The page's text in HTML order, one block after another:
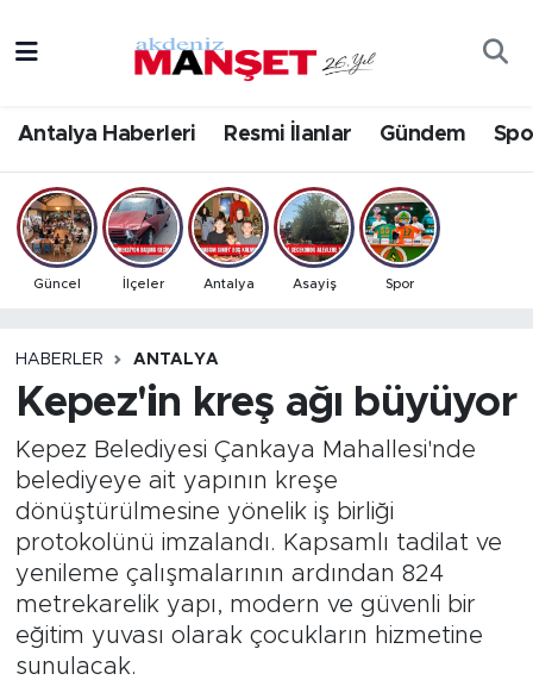
Antalya Haberleri Resmi İlanlar Gündem
Güncel İlçeler Antalya Asayiş Spor
HABERLER ANTALYA
Kepez'in kreş ağı büyüyor
Kepez Belediyesi Çankaya Mahallesi'nde
belediyeye ait yapının kreşe
dönüştürülmesine yönelik iş birliği
protokolünü imzalandı. Kapsamlı tadilat ve
yenileme çalışmalarının ardından 824
metrekarelik yapı, modern ve güvenli bir
eğitim yuvası olarak çocukların hizmetine
sunulacak.
Bilim & Teknoloji
Eğitim
Ekonomi
Gündem
İlçeler
Kültür- Sanat
Magazin
Özel Haber
Antalya Hava Durumu
Antalya Namaz Vakitleri
Antalya Trafik Yoğunluk Haritası
Tüm Manşetler
Son Dakika Haberleri
Haber Arşivi